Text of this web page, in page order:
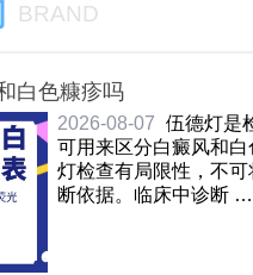
BRAND
白色糠疹吗
2026-08-07 伍德灯是
可用来区分白癜风和
灯检查有局限性，不
断依据。